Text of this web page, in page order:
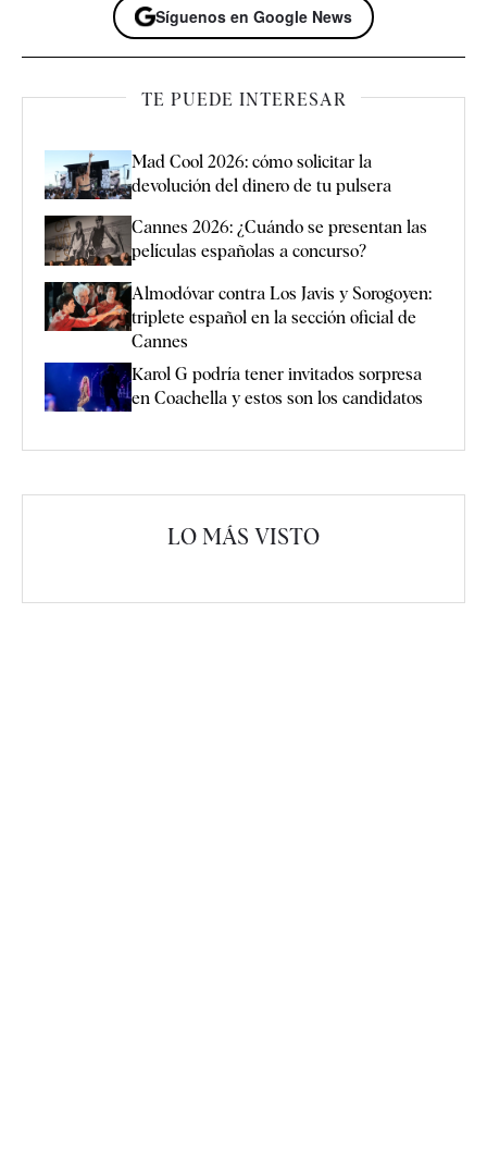
Síguenos en Google News
TE PUEDE INTERESAR
Mad Cool 2026: cómo solicitar la
devolución del dinero de tu pulsera
Cannes 2026: ¿Cuándo se presentan las
películas españolas a concurso?
Almodóvar contra Los Javis y Sorogoyen:
triplete español en la sección oficial de
Cannes
Karol G podría tener invitados sorpresa
en Coachella y estos son los candidatos
LO MÁS VISTO